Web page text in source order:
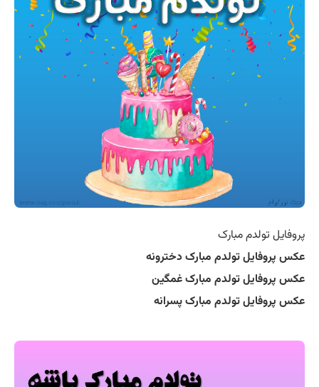
پروفایل تولدم مبارک
عکس پروفایل تولدم مبارک دخترونه
عکس پروفایل تولدم مبارک غمگین
عکس پروفایل تولدم مبارک پسرانه